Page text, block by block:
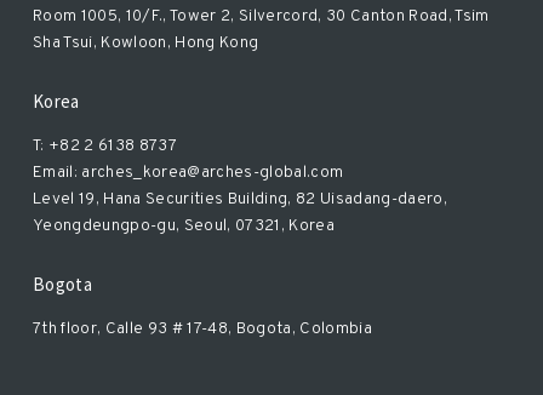
Room 1005, 10/F., Tower 2, Silvercord, 30 Canton Road, Tsim
Sha Tsui, Kowloon, Hong Kong
Korea
T: +82 2 6138 8737
Email: arches_korea@arches-global.com
Level 19, Hana Securities Building, 82 Uisadang-daero,
Yeongdeungpo-gu, Seoul, 07321, Korea
Bogota
7th floor, Calle 93 # 17-48, Bogota, Colombia